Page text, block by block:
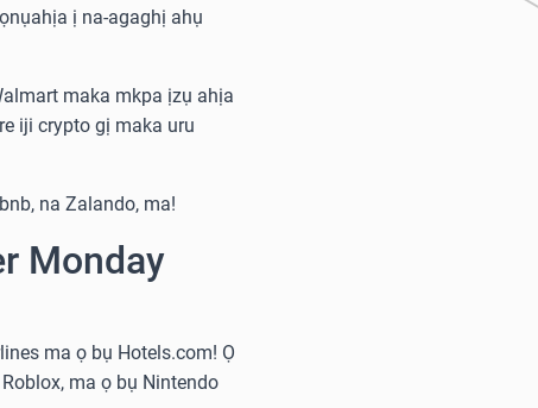
ị na-agaghị ahụ
maka mkpa ịzụ ahịa
iji crypto gị maka uru
na Zalando, ma!
Monday
ma ọ bụ Hotels.com! Ọ
ma ọ bụ Nintendo